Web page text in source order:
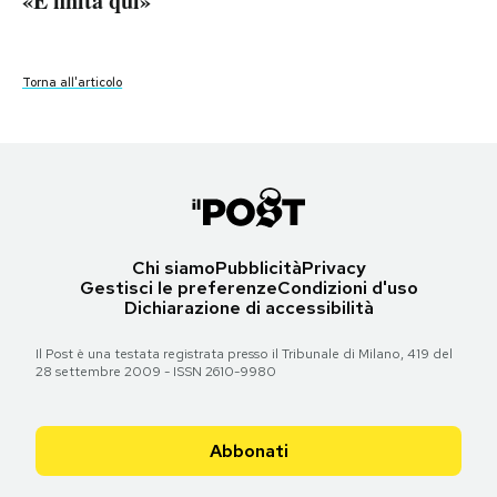
Torna all'articolo
Torna all'articolo
Torna all'articolo
Torna all'articolo
Chi siamoPubblicitàPrivacy
Gestisci le preferenzeCondizioni d'uso
Dichiarazione di accessibilità
Il Post è una testata registrata presso il Tribunale di Milano, 419 del
28 settembre 2009 - ISSN 2610-9980
Abbonati